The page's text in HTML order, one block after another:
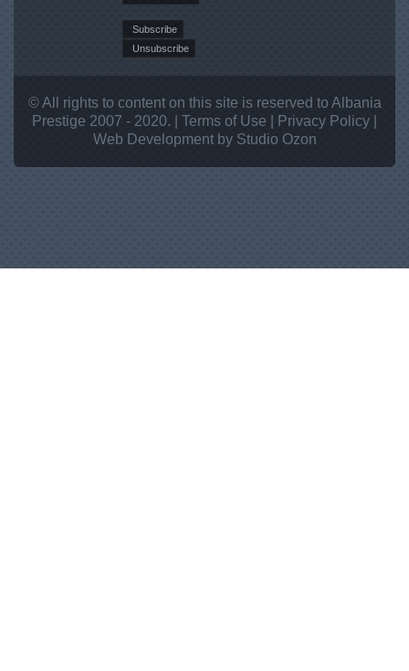
© All rights to content on this site is reserved to Albania
Prestige 2007 - 2020. | Terms of Use Privacy Policy
Web Developmentby Studio Ozon